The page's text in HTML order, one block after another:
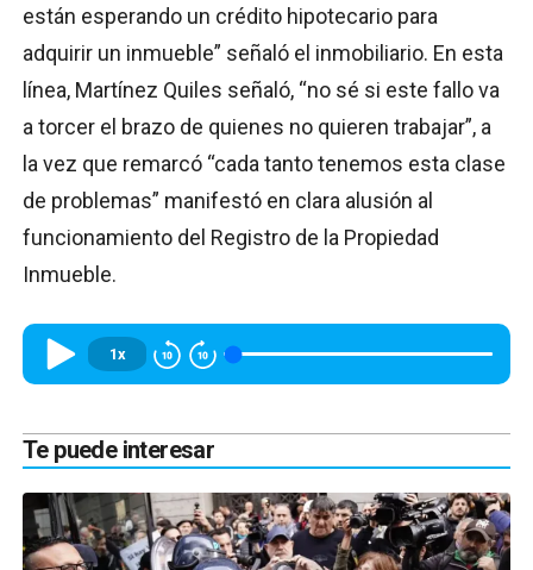
están esperando un crédito hipotecario para
adquirir un inmueble” señaló el inmobiliario. En esta
línea, Martínez Quiles señaló, “no sé si este fallo va
a torcer el brazo de quienes no quieren trabajar”, a
la vez que remarcó “cada tanto tenemos esta clase
de problemas” manifestó en clara alusión al
funcionamiento del Registro de la Propiedad
Inmueble.
1x
Te puede interesar